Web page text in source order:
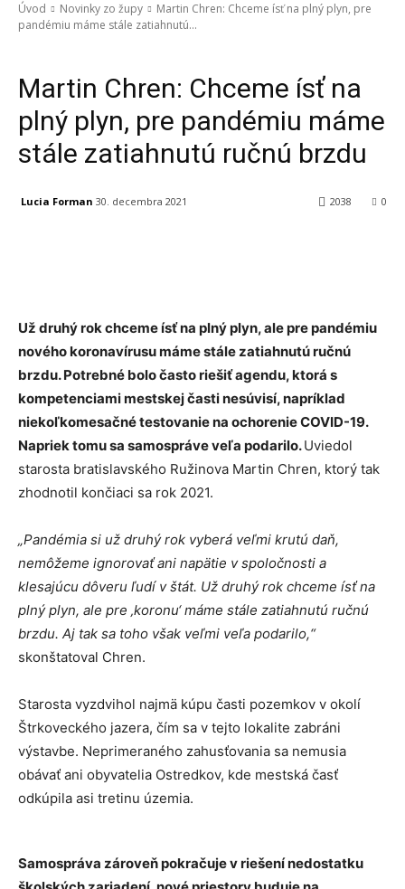
Úvod Novinky zo župy
Martin Chren: Chceme ísť na plný plyn, pre
pandémiu máme stále zatiahnutú...
Martin Chren: Chceme ísť na
plný plyn, pre pandémiu máme
stále zatiahnutú ručnú brzdu
Lucia Forman 30. decembra 2021 0
2038
Už druhý rok chceme ísť na plný plyn, ale pre pandémiu
nového koronavírusu máme stále zatiahnutú ručnú
brzdu. Potrebné bolo často riešiť agendu, ktorá s
kompetenciami mestskej časti nesúvisí, napríklad
niekoľkomesačné testovanie na ochorenie COVID-19.
Napriek tomu sa samospráve veľa podarilo.Uviedol
starosta bratislavského Ružinova Martin Chren, ktorý tak
zhodnotil končiaci sa rok 2021.
„Pandémia si už druhý rok vyberá veľmi krutú daň,
nemôžeme ignorovať ani napätie v spoločnosti a
klesajúcu dôveru ľudí v štát. Už druhý rok chceme ísť na
plný plyn, ale pre ‚koronu‘ máme stále zatiahnutú ručnú
brzdu. Aj tak sa toho však veľmi veľa podarilo,“
skonštatoval Chren.
Starosta vyzdvihol najmä kúpu časti pozemkov v okolí
Štrkoveckého jazera, čím sa v tejto lokalite zabráni
výstavbe. Neprimeraného zahusťovania sa nemusia
obávať ani obyvatelia Ostredkov, kde mestská časť
odkúpila asi tretinu územia.
Samospráva zároveň pokračuje v riešení nedostatku